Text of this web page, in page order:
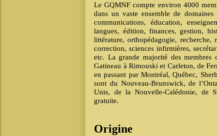
Le GQMNF compte environ 4000
dans un vaste ensemble de
communications, éducation,
langues, édition, finances, gestion,
littérature, orthopédagogie, recherche,
correction, sciences infirmières,
etc. La grande majorité des
Gatineau à Rimouski et Carleton, de
en passant par Montréal, Québec,
sont du Nouveau-Brunswick, de
Unis, de la Nouvelle-Calédonie, de
gratuite.
Origine